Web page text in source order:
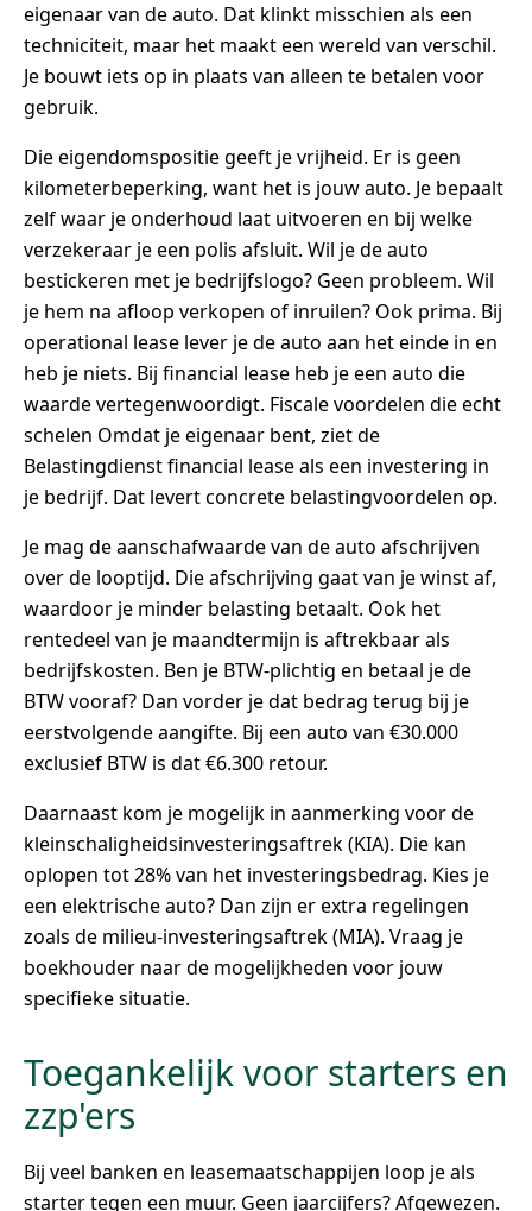
eigenaar van de auto. Dat klinkt misschien als een
techniciteit, maar het maakt een wereld van verschil.
Je bouwt iets op in plaats van alleen te betalen voor
gebruik.
Die eigendomspositie geeft je vrijheid. Er is geen
kilometerbeperking, want het is jouw auto. Je bepaalt
zelf waar je onderhoud laat uitvoeren en bij welke
verzekeraar je een polis afsluit. Wil je de auto
bestickeren met je bedrijfslogo? Geen probleem. Wil
je hem na afloop verkopen of inruilen? Ook prima. Bij
operational lease lever je de auto aan het einde in en
heb je niets. Bij financial lease heb je een auto die
waarde vertegenwoordigt. Fiscale voordelen die echt
schelen Omdat je eigenaar bent, ziet de
Belastingdienst financial lease als een investering in
je bedrijf. Dat levert concrete belastingvoordelen op.
Je mag de aanschafwaarde van de auto afschrijven
over de looptijd. Die afschrijving gaat van je winst af,
waardoor je minder belasting betaalt. Ook het
rentedeel van je maandtermijn is aftrekbaar als
bedrijfskosten. Ben je BTW-plichtig en betaal je de
BTW vooraf? Dan vorder je dat bedrag terug bij je
eerstvolgende aangifte. Bij een auto van €30.000
exclusief BTW is dat €6.300 retour.
Daarnaast kom je mogelijk in aanmerking voor de
kleinschaligheidsinvesteringsaftrek (KIA). Die kan
oplopen tot 28% van het investeringsbedrag. Kies je
een elektrische auto? Dan zijn er extra regelingen
zoals de milieu-investeringsaftrek (MIA). Vraag je
boekhouder naar de mogelijkheden voor jouw
specifieke situatie.
Toegankelijk voor starters en
zzp'ers
Bij veel banken en leasemaatschappijen loop je als
starter tegen een muur. Geen jaarcijfers? Afgewezen.